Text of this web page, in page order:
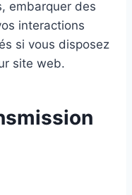
embarquer des
interactions
si vous disposez
site web.